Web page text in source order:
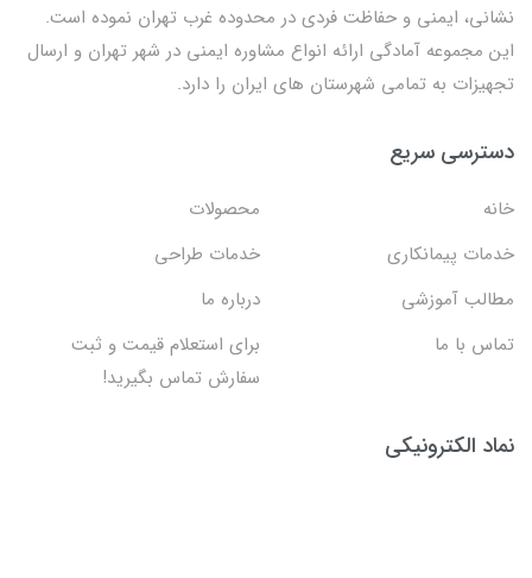
نشانی، ایمنی و حفاظت فردی در محدوده غرب تهران نموده است.
این مجموعه آمادگی ارائه انواع مشاوره ایمنی در شهر تهران و ارسال
تجهیزات به تمامی شهرستان های ایران را دارد.
دسترسی سریع
خانه
محصولات
خدمات پیمانکاری
خدمات طراحی
مطالب آموزشی
درباره ما
تماس با ما
برای استعلام قیمت و ثبت
سفارش تماس بگیرید!
نماد الکترونیکی